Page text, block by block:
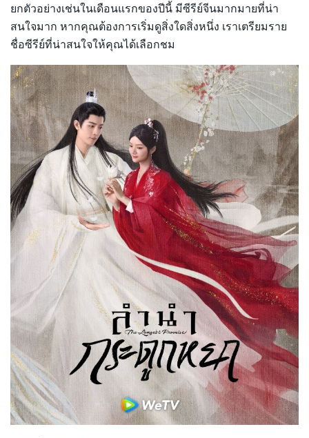
ยกตัวอย่างเช่นในเดือนแรกของปีนี้ มีซีรีย์จีนมากมายที่น่า
สนใจมาก หากคุณต้องการเริ่มดูสิ่งใดสิ่งหนึ่ง เราเตรียมราย
ชื่อซีรีย์ที่น่าสนใจให้คุณได้เลือกชม